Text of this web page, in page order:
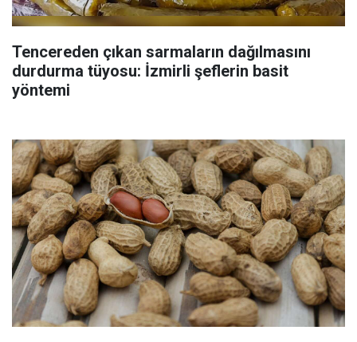
Tencereden çıkan sarmaların dağılmasını
durdurma tüyosu: İzmirli şeflerin basit
yöntemi